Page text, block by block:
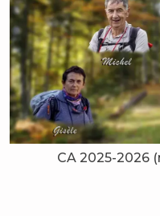
CA 2025-2026